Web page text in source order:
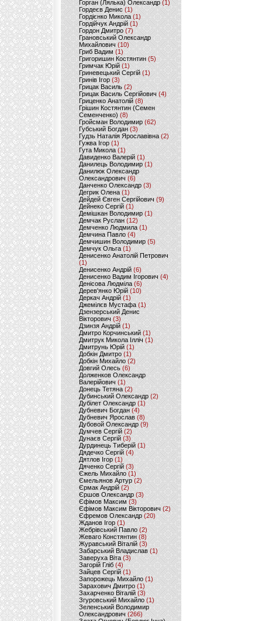
Горган (Лялька) Олександр(1)
Гордеєв Денис (1)
Гордієнко Микола (1)
Гордійчук Андрій (1)
Гордон Дмитро (7)
Грановський Олександр
Михайлович (10)
Гриб Вадим (1)
Григоришин Костянтин (5)
Гримчак Юрій(1)
Гриневецький Сергій(1)
Гринів Ігор (3)
Грицак Василь (2)
Грицак Василь Сергійович (4)
Гриценко Анатолій (8)
Грішин Костянтин (Семен
Семенченко)(8)
Гройсман Володимир(62)
Губський Богдан (3)
Гудзь Наталія Ярославівна(2)
Гужва Ігор (1)
Гута Микола (1)
Давиденко Валерій (1)
Данилець Володимир(1)
Данилюк Олександр
Олександрович (6)
Данченко Олександр (3)
Дегрик Олена(1)
Дейдей Євген Сергійович(9)
Дейнеко Сергій (1)
Демішкан Володимир(1)
Демчак Руслан (12)
Демченко Людмила (1)
Демчина Павло (4)
Демчишин Володимир (5)
Демчук Ольга(1)
Денисенко Анатолій Петрович
(1)
Денисенко Андрій (6)
Денисенко Вадим Ігорович (4)
Денісова Людміла(6)
Дерев'янко Юрій(10)
Деркач Андрій(1)
Джемілєв Мустафа (1)
Дзензерський Денис
Вікторович (3)
Дзинзя Андрій (1)
Дмитро Корчинський (1)
Дмитрук Микола Ілліч (1)
Дмитрунь Юрій (1)
Добкін Дмитро(1)
Добкін Михайло (2)
Довгий Олесь (6)
Долженков Олександр
Валерійович (1)
Донець Тетяна (2)
Дубинський Олександр(2)
Дубілет Олександр (1)
Дубневич Богдан (4)
Дубневич Ярослав (8)
Дубовой Олександр(9)
Думчев Сергій (2)
Дунаєв Сергій(3)
Дурдинець Тиберій (1)
Дядечко Сергій (4)
Дятлов Ігор (1)
Дяченко Сергій (3)
Єжель Михайло (1)
Ємельянов Артур (2)
Єрмак Андрій (2)
Єршов Олександр (3)
Єфімов Максим (3)
Єфімов Максим Вікторович (2)
Єфремов Олександр (20)
Жданов Ігор (1)
Жебрівський Павло (2)
Жеваго Констянтин (8)
Журавський Віталій (3)
Забарський Владислав (1)
Заверуха Віта (3)
Загорій Гліб (4)
Зайцев Сергій(1)
Запорожець Михайло (1)
Зарахович Дмитро (1)
Захарченко Віталій (3)
Згуровський Михайло (1)
Зеленський Володимир
Олександрович (266)